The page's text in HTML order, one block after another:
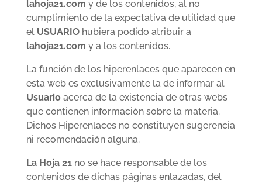
lahoja21.com y de los contenidos, al no
cumplimiento de la expectativa de utilidad que
el USUARIOhubiera podido atribuir a
lahoja21.com y a los contenidos.
La función de los hiperenlaces que aparecen en
esta web es exclusivamente la de informar al
Usuarioacerca de la existencia de otras webs
que contienen información sobre la materia.
Dichos Hiperenlaces no constituyen sugerencia
ni recomendación alguna.
La Hoja 21no se hace responsable de los
contenidos de dichas páginas enlazadas, del